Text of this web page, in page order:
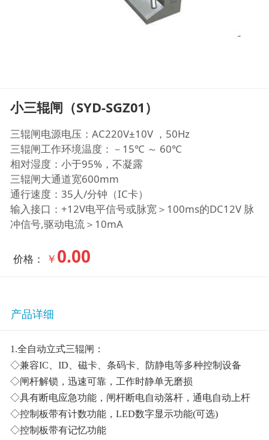
小三辊闸（SYD-SGZ01）
三辊闸电源电压：AC220V±10V ，50Hz
三辊闸工作环境温度：－15℃ ～ 60℃
相对湿度：小于95%，不凝露
三辊闸大通道宽600mm
通行速度：35人/分钟（IC卡）
输入接口：+12V电平信号或脉宽＞100ms的DC12V 脉
冲信号,驱动电流＞10mA
价格： ￥ 0.00
产品详细
1.全自动立式三辊闸：
◇兼容IC、ID、磁卡、条码卡、防静电等多种控制设备
◇闸杆解锁，迅速可靠，工作时静单无磨损
◇具有断电应急功能，闸杆断电自动落杆，通电自动上杆
◇控制板带有计数功能，LED数字显示功能(可选)
◇控制板带有记忆功能